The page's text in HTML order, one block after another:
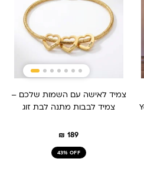
צמיד לאישה עם השמות שלכם –
צמיד לבבות מתנה לבת זוג
₪ 189
43% OFF